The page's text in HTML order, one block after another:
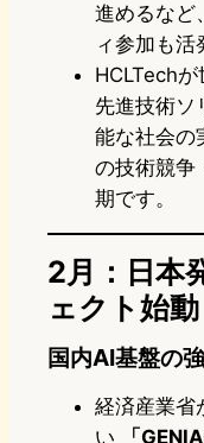
進めるなど
ィ参加も活
HCLTech
先進技術ソ
能な社会の
の技術競争
期です。
2月：日本
ェクト始動
国内AI基盤の
経済産業省
い
「